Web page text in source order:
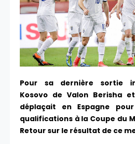
Pour sa dernière sortie
Kosovo de Valon Berisha
déplaçait en Espagne
qualifications à la Coupe du
Retour sur le résultat de ce